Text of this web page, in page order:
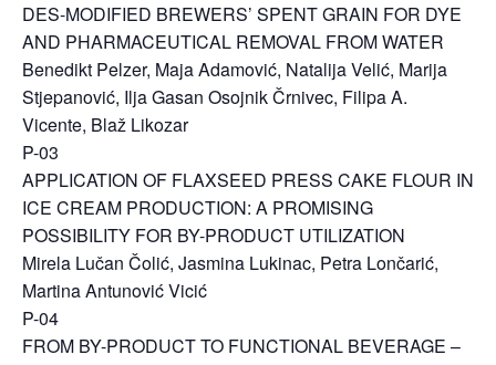
DES-MODIFIED BREWERS’ SPENT GRAIN FOR DYE
AND PHARMACEUTICAL REMOVAL FROM WATER
Benedikt Pelzer, Maja Adamović, Natalija Velić, Marija
Stjepanović, Ilja Gasan Osojnik Črnivec, Filipa A.
Vicente, Blaž Likozar
P-03
APPLICATION OF FLAXSEED PRESS CAKE FLOUR IN
ICE CREAM PRODUCTION: A PROMISING
POSSIBILITY FOR BY-PRODUCT UTILIZATION
Mirela Lučan Čolić, Jasmina Lukinac, Petra Lončarić,
Martina Antunović Vicić
P-04
FROM BY-PRODUCT TO FUNCTIONAL BEVERAGE –